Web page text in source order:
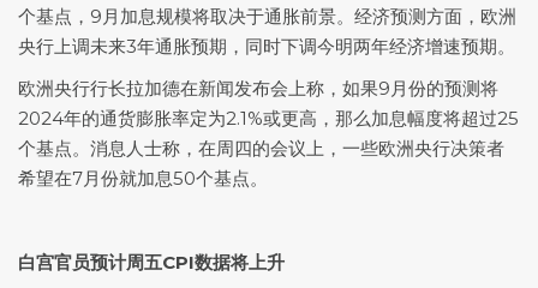
个基点，9月加息规模将取决于通胀前景。经济预测方面，欧洲
央行上调未来3年通胀预期，同时下调今明两年经济增速预期。
欧洲央行行长拉加德在新闻发布会上称，如果9月份的预测将
2024年的通货膨胀率定为2.1%或更高，那么加息幅度将超过25
个基点。消息人士称，在周四的会议上，一些欧洲央行决策者
希望在7月份就加息50个基点。
白宫官员预计周五CPI数据将上升